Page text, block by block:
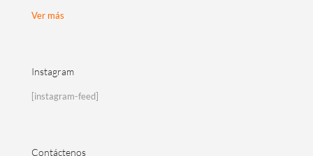
Ver más
Instagram
[instagram-feed]
Contáctenos